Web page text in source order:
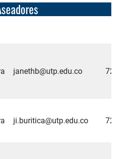
janethb@utp.edu.co 7286
ji.buritica@utp.edu.co 7286